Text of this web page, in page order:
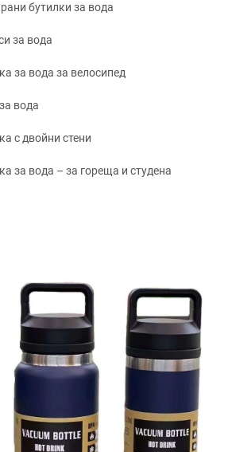
бутилки за вода
за вода
за вода за велосипед
вода
с двойни стени
за вода – за гореща и студена